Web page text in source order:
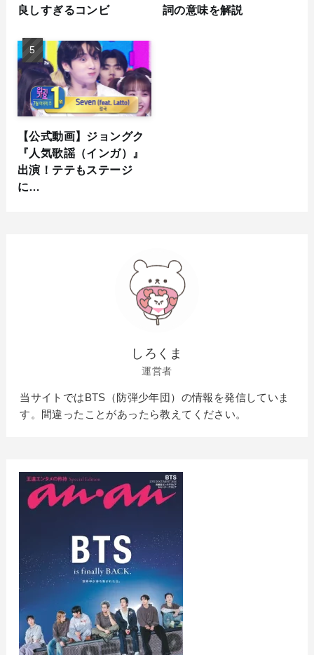
良しすぎるコンビ
詞の意味を解説
【公式動画】ジョングク
『人気歌謡（インガ）』
出演！テテもステージ
に…
しろくま
運営者
当サイトではBTS（防弾少年団）の情報を発信していま
す。間違ったことがあったら教えてください。